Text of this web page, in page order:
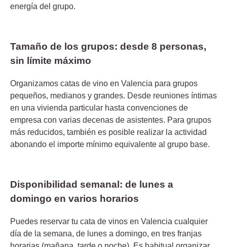
energía del grupo.
Tamaño de los grupos: desde 8 personas,
sin límite máximo
Organizamos catas de vino en Valencia para grupos
pequeños, medianos y grandes. Desde reuniones íntimas
en una vivienda particular hasta convenciones de
empresa con varias decenas de asistentes. Para grupos
más reducidos, también es posible realizar la actividad
abonando el importe mínimo equivalente al grupo base.
Disponibilidad semanal: de lunes a
domingo en varios horarios
Puedes reservar tu cata de vinos en Valencia cualquier
día de la semana, de lunes a domingo, en tres franjas